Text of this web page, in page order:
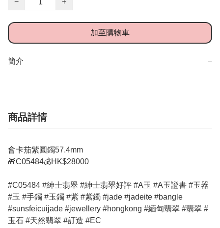
−
+
加至購物車
簡介 −
商品詳情
會卡茄紫圓鐲57.4mm
🎁C05484💰HK$28000
#C05484 #紳士翡翠 #紳士翡翠好評 #A玉 #A玉證書 #玉器
#玉 #手鐲 #玉鐲 #紫 #紫鐲 #jade #jadeite #bangle
#sunsfeicuijade #jewellery #hongkong #緬甸翡翠 #翡翠 #
玉石 #天然翡翠 #訂造 #EC